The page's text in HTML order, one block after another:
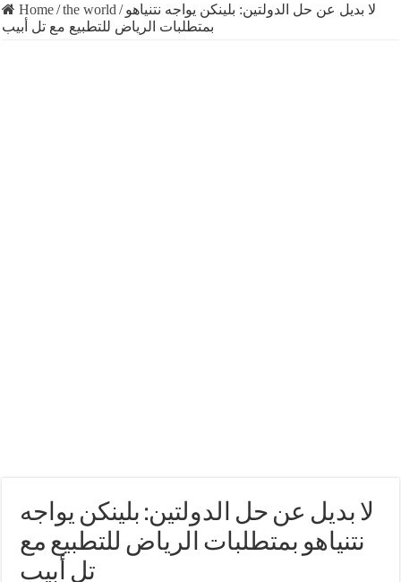
Home/the world / لا بديل عن حل الدولتين: بلينكن يواجه نتنياهو
بمتطلبات الرياض للتطبيع مع تل أبيب
لا بديل عن حل الدولتين: بلينكن يواجه
نتنياهو بمتطلبات الرياض للتطبيع مع
تل أبيب